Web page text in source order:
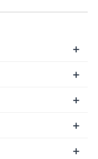
+
+
+
+
+